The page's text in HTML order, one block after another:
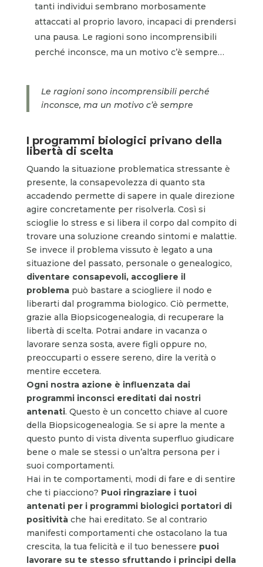
tanti individui sembrano morbosamente
attaccati al proprio lavoro, incapaci di prendersi
una pausa. Le ragioni sono incomprensibili
perché inconsce, ma un motivo c’è sempre…
Le ragioni sono incomprensibili perché
inconsce, ma un motivo c’è sempre
I programmi biologici privano della
libertà di scelta
Quando la situazione problematica stressante è
presente, la consapevolezza di quanto sta
accadendo permette di sapere in quale direzione
agire concretamente per risolverla. Così si
scioglie lo stress e si libera il corpo dal compito di
trovare una soluzione creando sintomi e malattie.
Se invece il problema vissuto è legato a una
situazione del passato, personale o genealogico,
diventare consapevoli, accogliere il
problema può bastare a sciogliere il nodo e
liberarti dal programma biologico. Ciò permette,
grazie alla Biopsicogenealogia, di recuperare la
libertà di scelta. Potrai andare in vacanza o
lavorare senza sosta, avere figli oppure no,
preoccuparti o essere sereno, dire la verità o
mentire eccetera.
Ogni nostra azione è influenzata dai
programmi inconsci ereditati dai nostri
antenati. Questo è un concetto chiave al cuore
della Biopsicogenealogia. Se si apre la mente a
questo punto di vista diventa superfluo giudicare
bene o male se stessi o un’altra persona per i
suoi comportamenti.
Hai in te comportamenti, modi di fare e di sentire
che ti piacciono? Puoi ringraziare i tuoi
antenati per i programmi biologici portatori di
positività che hai ereditato. Se al contrario
manifesti comportamenti che ostacolano la tua
crescita, la tua felicità e il tuo benessere puoi
lavorare su te stesso sfruttando i principi della